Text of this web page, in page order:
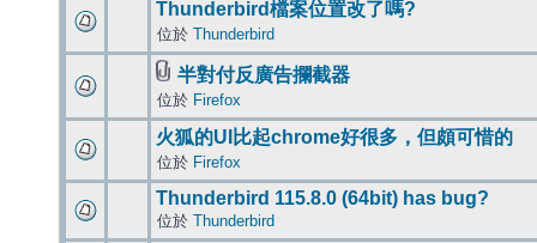
Thunderbird檔案位置改了嗎?
位於 Thunderbird
半對付反廣告攔截器
位於 Firefox
火狐的UI比起chrome好很多，但頗可惜的
位於 Firefox
Thunderbird 115.8.0 (64bit) has bug?
位於 Thunderbird